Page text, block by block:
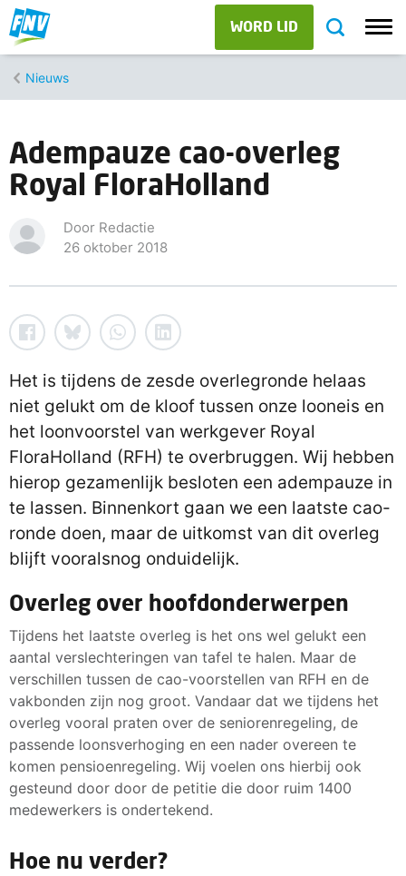
WORD LID
Nieuws
Adempauze cao-overleg
Royal FloraHolland
Door Redactie
26 oktober 2018
Het is tijdens de zesde overlegronde helaas
niet gelukt om de kloof tussen onze looneis en
het loonvoorstel van werkgever Royal
FloraHolland (RFH) te overbruggen. Wij hebben
hierop gezamenlijk besloten een adempauze in
te lassen. Binnenkort gaan we een laatste cao-
ronde doen, maar de uitkomst van dit overleg
blijft vooralsnog onduidelijk.
Overleg over hoofdonderwerpen
Tijdens het laatste overleg is het ons wel gelukt een
aantal verslechteringen van tafel te halen. Maar de
verschillen tussen de cao-voorstellen van RFH en de
vakbonden zijn nog groot. Vandaar dat we tijdens het
overleg vooral praten over de seniorenregeling, de
passende loonsverhoging en een nader overeen te
komen pensioenregeling. Wij voelen ons hierbij ook
gesteund door door de petitie die door ruim 1400
medewerkers is ondertekend.
Hoe nu verder?